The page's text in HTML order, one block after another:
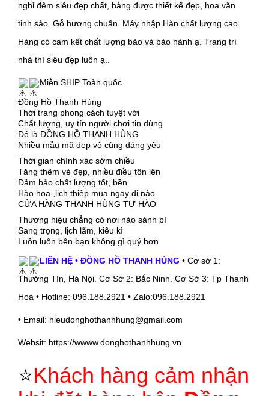
nghỉ đêm siêu đẹp chất, hàng được thiết kế đẹp, hoa văn
tinh sảo. Gỗ hương chuẩn. Máy nhập Hàn chất lượng cao.
Hàng có cam kết chất lượng bảo và bảo hành ạ. Trang trí
nhà thì siêu đẹp luôn ạ..
Miễn SHIP Toàn quốc
Đồng Hồ Thanh Hùng
Thời trang phong cách tuyệt vời
Chất lượng, uy tín người chơi tin dùng
Đó là ĐỒNG HỒ THANH HÙNG
Nhiều mẫu mã đẹp vô cùng đáng yêu
Thời gian chính xác sớm chiều
Tăng thêm vẻ đẹp, nhiều điều tôn lên
Đảm bảo chất lượng tốt, bền
Hào hoa ,lịch thiệp mua ngay đi nào
CỬA HÀNG THANH HÙNG TỰ HÀO
Thương hiệu chẳng có nơi nào sánh bì
Sang trọng, lịch lãm, kiêu kì
Luôn luôn bên bạn không gì quý hơn
LIÊN HỆ • ĐỒNG HỒ THANH HÙNG • Cơ sở 1:
Thường Tín, Hà Nội. Cơ Sở 2: Bắc Ninh. Cơ Sở 3: Tp Thanh
Hoá • Hotline: 096.188.2921 • Zalo:096.188.2921
• Email: hieudonghothanhhung@gmail.com
Websit: https://wwww.donghothanhhung.vn
⭐Khách hàng cảm nhận